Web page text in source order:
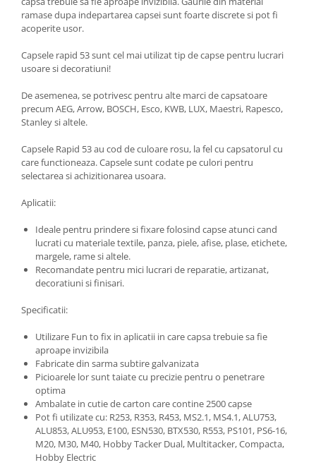
ramase dupa indepartarea capsei sunt foarte discrete si pot fi
acoperite usor.
Capsele rapid 53 sunt cel mai utilizat tip de capse pentru lucrari
usoare si decoratiuni!
De asemenea, se potrivesc pentru alte marci de capsatoare
precum AEG, Arrow, BOSCH, Esco, KWB, LUX, Maestri, Rapesco,
Stanley si altele.
Capsele Rapid 53 au cod de culoare rosu, la fel cu capsatorul cu
care functioneaza. Capsele sunt codate pe culori pentru
selectarea si achizitionarea usoara.
Aplicatii:
Ideale pentru prindere si fixare folosind capse atunci cand
lucrati cu materiale textile, panza, piele, afise, plase, etichete,
margele, rame si altele.
Recomandate pentru mici lucrari de reparatie, artizanat,
decoratiuni si finisari.
Specificatii:
Utilizare Fun to fix in aplicatii in care capsa trebuie sa fie
aproape invizibila
Fabricate din sarma subtire galvanizata
Picioarele lor sunt taiate cu precizie pentru o penetrare
optima
Ambalate in cutie de carton care contine 2500 capse
Pot fi utilizate cu: R253, R353, R453, MS2.1, MS4.1, ALU753,
ALU853, ALU953, E100, ESN530, BTX530, R553, PS101, PS6-16,
M20, M30, M40, Hobby Tacker Dual, Multitacker, Compacta,
Hobby Electric